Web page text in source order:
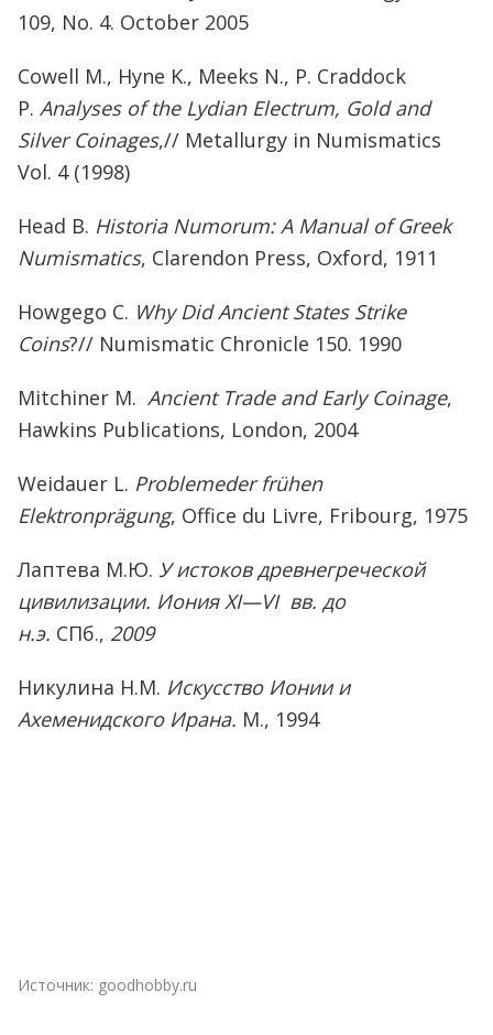
109, No. 4. October 2005
Cowell M., Hyne K., Meeks N., P. Craddock
P. Analyses of the Lydian Electrum, Gold and
Silver Coinages,// Metallurgy in Numismatics
Vol. 4 (1998)
Head B. Historia Numorum: A Manual of Greek
Numismatics, Clarendon Press, Oxford, 1911
Howgego C. Why Did Ancient States Strike
Coins?// Numismatic Chronicle 150. 1990
Mitchiner M. Ancient Trade and Early Coinage,
Hawkins Publications, London, 2004
Weidauer L. Problemeder frühen
Elektronprägung, Office du Livre, Fribourg, 1975
Лаптева М.Ю. У истоков древнегреческой
цивилизации. Иония XI—VI вв. до
н.э. СПб., 2009
Никулина Н.М. Искусство Ионии и
Ахеменидского Ирана. М., 1994
Источник: goodhobby.ru